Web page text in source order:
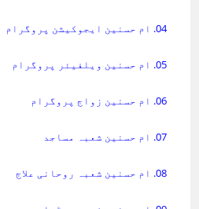
04. ام حسنین ایجوکیشن پروگرام
05. ام حسنین ویلفیئر پروگرام
06. ام حسنین زواج پروگرام
07. ام حسنین شعبہ مساجد
08. ام حسنین شعبہ روحانی علاج